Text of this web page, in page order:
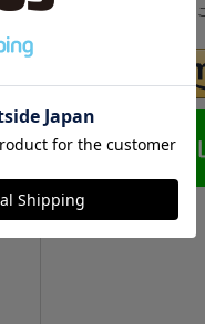
IDでログインする